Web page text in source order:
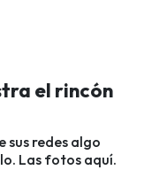
el rincón
sus redes algo
Las fotos aquí.